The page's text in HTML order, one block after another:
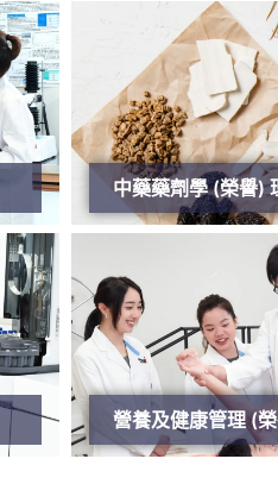
中藥藥劑學 (榮譽)
營養及健康管理 (